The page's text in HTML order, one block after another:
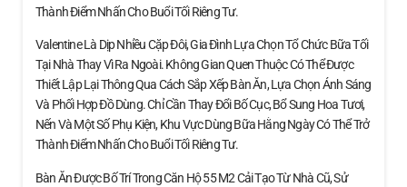
Thành Điểm Nhấn Cho Buổi Tối Riêng Tư.
Valentine Là Dịp Nhiều Cặp Đôi, Gia Đình Lựa Chọn Tổ Chức Bữa Tối
Tại Nhà Thay Vì Ra Ngoài. Không Gian Quen Thuộc Có Thể Được
Thiết Lập Lại Thông Qua Cách Sắp Xếp Bàn Ăn, Lựa Chọn Ánh Sáng
Và Phối Hợp Đồ Dùng. Chỉ Cần Thay Đổi Bố Cục, Bổ Sung Hoa Tươi,
Nến Và Một Số Phụ Kiện, Khu Vực Dùng Bữa Hằng Ngày Có Thể Trở
Thành Điểm Nhấn Cho Buổi Tối Riêng Tư.
Bàn Ăn Được Bố Trí Trong Căn Hộ 55 M2 Cải Tạo Từ Nhà Cũ, Sử